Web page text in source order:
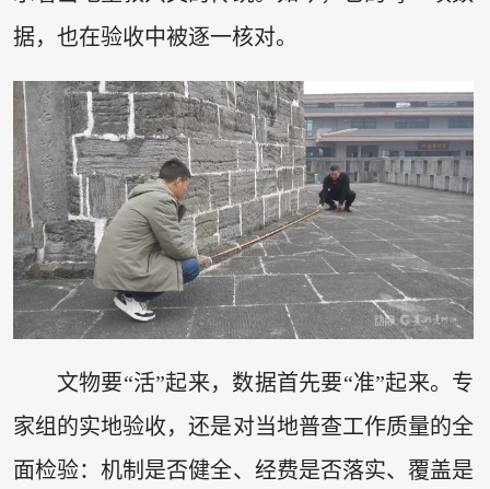
据，也在验收中被逐一核对。
文物要“活”起来，数据首先要“准”起来。专
家组的实地验收，还是对当地普查工作质量的全
面检验：机制是否健全、经费是否落实、覆盖是